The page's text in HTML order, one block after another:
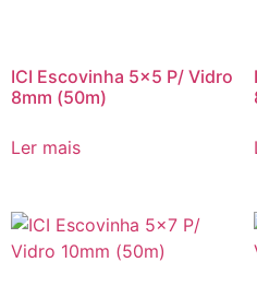
ICI Escovinha 5×5 P/ Vidro
8mm (50m)
Ler mais